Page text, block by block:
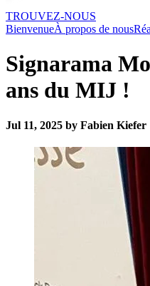
TROUVEZ-NOUS
BienvenueÀ propos de nous
Signarama
ans du MIJ !
Jul 11, 2025 by Fabien Kiefer